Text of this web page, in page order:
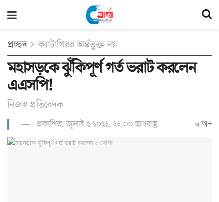
প্রচ্ছদ ক্যাটাগিরর অর্ন্তভুক্ত নয়
মহাসড়কে ঝুঁকিপূর্ণ গর্ত ভরাট করলেন
এএসপি!
নিজস্ব প্রতি‌বেদক
প্রকাশিত: জুলাই ৫ ২০২১, ২২:০০ অপরাহ্ণ অ-অ+